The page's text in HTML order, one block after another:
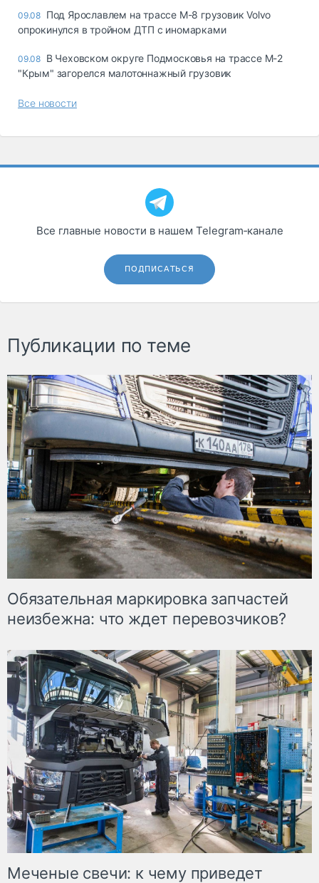
09.08 Под Ярославлем на трассе М-8 грузовик Volvo
опрокинулся в тройном ДТП с иномарками
09.08 В Чеховском округе Подмосковья на трассе М-2
"Крым" загорелся малотоннажный грузовик
Все новости
Все главные новости в нашем Telegram‑канале
ПОДПИСАТЬСЯ
Публикации по теме
Обязательная маркировка запчастей
неизбежна: что ждет перевозчиков?
Меченые свечи: к чему приведет